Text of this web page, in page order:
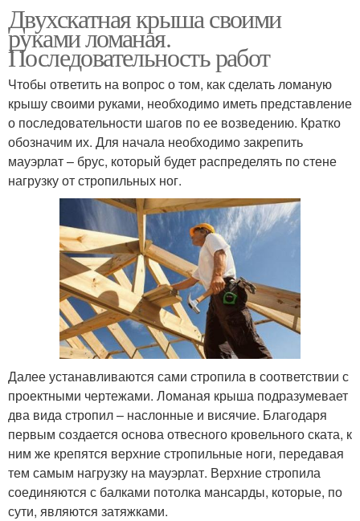
Двухскатная крыша своими
руками ломаная.
Последовательность работ
Чтобы ответить на вопрос о том, как сделать ломаную
крышу своими руками, необходимо иметь представление
о последовательности шагов по ее возведению. Кратко
обозначим их. Для начала необходимо закрепить
мауэрлат – брус, который будет распределять по стене
нагрузку от стропильных ног.
Далее устанавливаются сами стропила в соответствии с
проектными чертежами. Ломаная крыша подразумевает
два вида стропил – наслонные и висячие. Благодаря
первым создается основа отвесного кровельного ската, к
ним же крепятся верхние стропильные ноги, передавая
тем самым нагрузку на мауэрлат. Верхние стропила
соединяются с балками потолка мансарды, которые, по
сути, являются затяжками.